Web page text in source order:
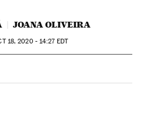
JOANA OLIVEIRA
18, 2020 - 14:27EDT
Sociales